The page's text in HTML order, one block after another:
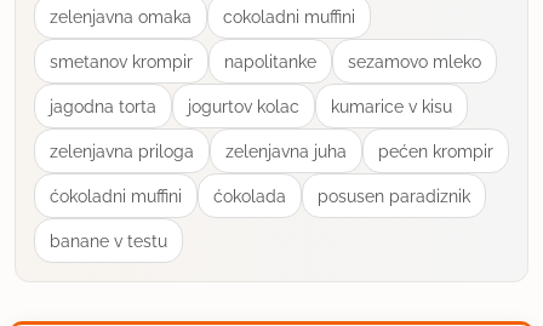
zelenjavna omaka cokoladni muffini
smetanov krompir napolitanke sezamovo mleko
jagodna torta jogurtov kolac kumarice v kisu
zelenjavna priloga zelenjavna juha pećen krompir
ćokoladni muffini ćokolada posusen paradiznik
banane v testu